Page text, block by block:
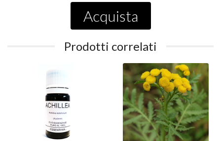
Acquista
Prodotti correlati